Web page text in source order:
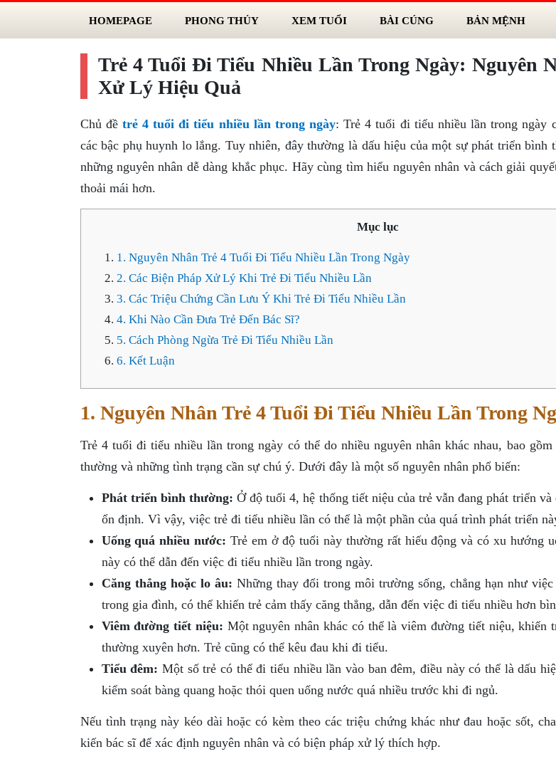
HOMEPAGE PHONG THỦY XEM TUỔI BÀI CÚNG BẢN MỆNH
Trẻ 4 Tuổi Đi Tiểu Nhiều Lần Trong Ngày: Nguyên
Xử Lý Hiệu Quả
Chủ đề trẻ 4 tuổi đi tiểu nhiều lần trong ngày: Trẻ 4 tuổi đi tiểu nhiều lần trong ngày
các bậc phụ huynh lo lắng. Tuy nhiên, đây thường là dấu hiệu của một sự phát triển bình
những nguyên nhân dễ dàng khắc phục. Hãy cùng tìm hiểu nguyên nhân và cách giải
thoải mái hơn.
Mục lục
1. Nguyên Nhân Trẻ 4 Tuổi Đi Tiểu Nhiều Lần Trong Ngày
2. Các Biện Pháp Xử Lý Khi Trẻ Đi Tiểu Nhiều Lần
3. Các Triệu Chứng Cần Lưu Ý Khi Trẻ Đi Tiểu Nhiều Lần
4. Khi Nào Cần Đưa Trẻ Đến Bác Sĩ?
5. Cách Phòng Ngừa Trẻ Đi Tiểu Nhiều Lần
6. Kết Luận
1. Nguyên Nhân Trẻ 4 Tuổi Đi Tiểu Nhiều Lần Trong
Trẻ 4 tuổi đi tiểu nhiều lần trong ngày có thể do nhiều nguyên nhân khác nhau, bao
thường và những tình trạng cần sự chú ý. Dưới đây là một số nguyên nhân phổ biến:
Phát triển bình thường: Ở độ tuổi 4, hệ thống tiết niệu của trẻ vẫn đang phát triển và
ổn định. Vì vậy, việc trẻ đi tiểu nhiều lần có thể là một phần của quá trình phát triển
Uống quá nhiều nước: Trẻ em ở độ tuổi này thường rất hiếu động và có xu hướng
này có thể dẫn đến việc đi tiểu nhiều lần trong ngày.
Căng thẳng hoặc lo âu: Những thay đổi trong môi trường sống, chẳng hạn như
trong gia đình, có thể khiến trẻ cảm thấy căng thẳng, dẫn đến việc đi tiểu nhiều hơn
Viêm đường tiết niệu: Một nguyên nhân khác có thể là viêm đường tiết niệu, khiến
thường xuyên hơn. Trẻ cũng có thể kêu đau khi đi tiểu.
Tiểu đêm: Một số trẻ có thể đi tiểu nhiều lần vào ban đêm, điều này có thể là dấu
kiểm soát bàng quang hoặc thói quen uống nước quá nhiều trước khi đi ngủ.
Nếu tình trạng này kéo dài hoặc có kèm theo các triệu chứng khác như đau hoặc sốt,
kiến bác sĩ để xác định nguyên nhân và có biện pháp xử lý thích hợp.